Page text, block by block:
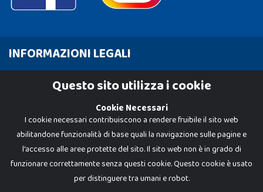
INFORMAZIONI LEGALI
Cookie PolicyQuesto sito utilizza i cookie
Cookie Necessari
I cookie necessari contribuiscono a rendere fruibile il sito web
abilitandone funzionalità di base quali la navigazione sulle pagine e
l'accesso alle aree protette del sito. Il sito web non è in grado di
funzionare correttamente senza questi cookie. Questo cookie è usato
per distinguere tra umani e robot.